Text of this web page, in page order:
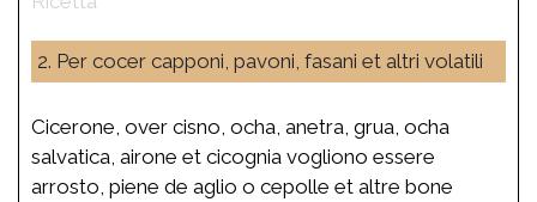
2. Per cocer capponi, pavoni, fasani et altri volatili
Cicerone, over cisno, ocha, anetra, grua, ocha
salvatica, airone et cicognia vogliono essere
arrosto, piene de aglio o cepolle et altre bone